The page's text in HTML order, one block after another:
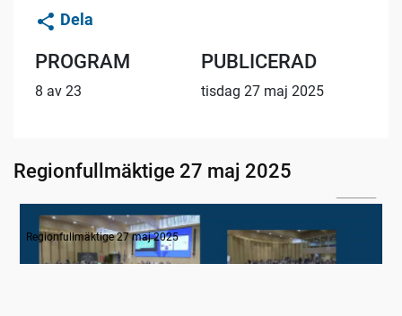
Dela
PROGRAM
8 av 23
PUBLICERAD
tisdag 27 maj 2025
Regionfullmäktige 27 maj 2025
1. Inledning
Regionfullmäktige 27 maj 2025